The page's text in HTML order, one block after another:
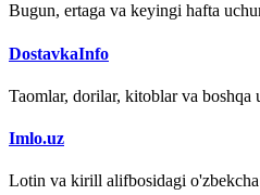
Bugun, ertaga va keyingi hafta
DostavkaInfo
Taomlar, dorilar, kitoblar va
Imlo.uz
Lotin va kirill alifbosidagi